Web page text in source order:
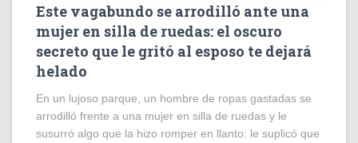
Este vagabundo se arrodilló ante una
mujer en silla de ruedas: el oscuro
secreto que le gritó al esposo te dejará
helado
En un lujoso parque, un hombre de ropas gastadas se
arrodilló frente a una mujer en silla de ruedas y le
susurró algo que la hizo romper en llanto: le suplicó que